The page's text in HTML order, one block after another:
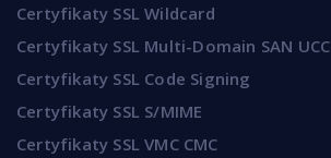
Certyfikaty SSL Wildcard
Certyfikaty SSL Multi-Domain SAN UCC
Certyfikaty SSL Code Signing
Certyfikaty SSL S/MIME
Certyfikaty SSL VMC CMC